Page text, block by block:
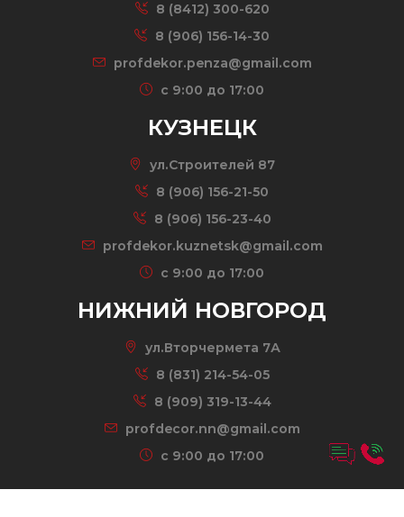
8 (8412) 300-620
8 (906) 156-14-30
profdekor.penza@gmail.com
c 9:00 до 17:00
КУЗНЕЦК
ул.Строителей 87
8 (906) 156-21-50
8 (906) 156-23-40
profdekor.kuznetsk@gmail.com
c 9:00 до 17:00
НИЖНИЙ НОВГОРОД
ул.Вторчермета 7А
8 (831) 214-54-05
8 (909) 319-13-44
profdecor.nn@gmail.com
c 9:00 до 17:00